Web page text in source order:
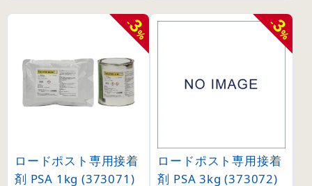
-
3
%
ロードポスト専用接着
剤 PSA 1kg (373071)
-
3
%
ロードポスト専用接着
剤 PSA 3kg (373072)